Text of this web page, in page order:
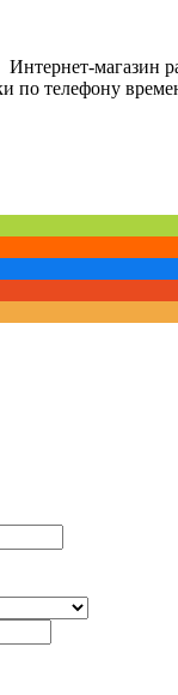
Интернет-магазин
по телефону